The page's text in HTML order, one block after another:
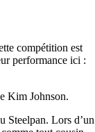
compétition est
performance ici :
Kim Johnson.
Steelpan. Lors d’un